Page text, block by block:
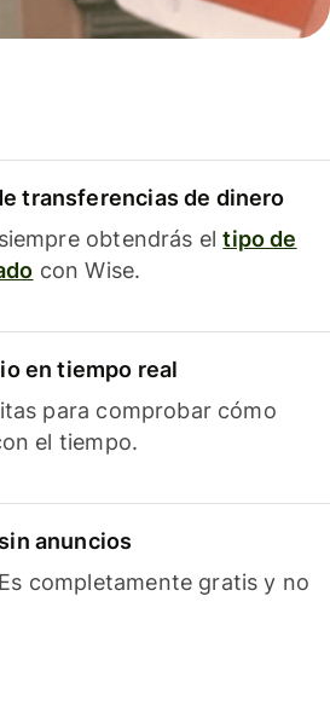
transferencias de dinero
obtendrás eltipo de
con Wise.
en tiempo real
para comprobar cómo
el tiempo.
anuncios
completamente gratis y no